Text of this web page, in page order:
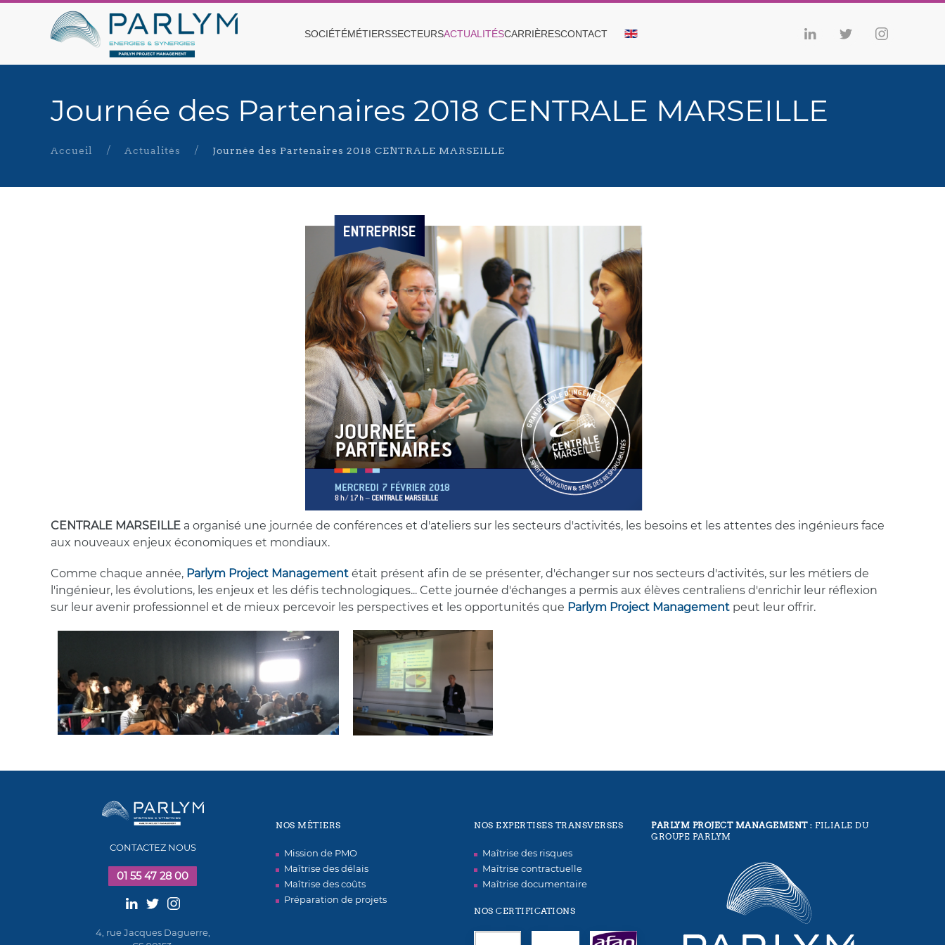
SOCIÉTÉMÉTIERSSECTEURSACTUALITÉSCARRIÈRESCONTACT
Journée des Partenaires 2018 CENTRALE MARSEILLE
Accueil Actualités Journée des Partenaires 2018 CENTRALE MARSEILLE
CENTRALE MARSEILLE a organisé une journée de conférences et d'ateliers sur les secteurs d'activités, les besoins et les attentes des ingénieurs face
aux nouveaux enjeux économiques et mondiaux.
Comme chaque année, Parlym Project Management était présent afin de se présenter, d'échanger sur nos secteurs d'activités, sur les métiers de
l'ingénieur, les évolutions, les enjeux et les défis technologiques... Cette journée d'échanges a permis aux élèves centraliens d'enrichir leur réflexion
sur leur avenir professionnel et de mieux percevoir les perspectives et les opportunités que Parlym Project Management peut leur offrir.
CONTACTEZ NOUS
01 55 47 28 00
4, rue Jacques Daguerre,
NOS MÉTIERS
Mission de PMO
Maîtrise des délais
Maîtrise des coûts
Préparation de projets
NOS EXPERTISES TRANSVERSES
Maîtrise des risques
Maîtrise contractuelle
Maîtrise documentaire
NOS CERTIFICATIONS
PARLYM PROJECT MANAGEMENT: FILIALE DU
GROUPE PARLYM